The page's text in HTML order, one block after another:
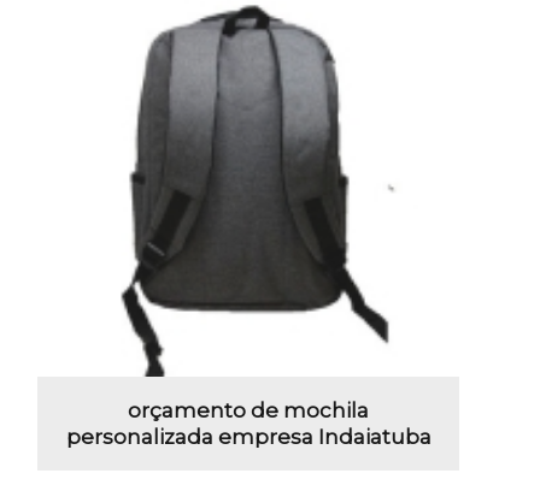
orçamento de mochila
personalizada empresa Indaiatuba